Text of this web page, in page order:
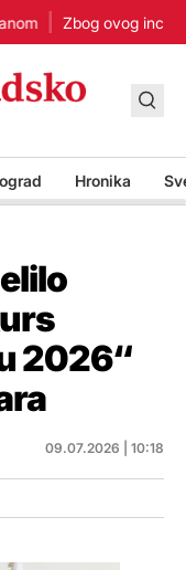
Zbog ovog
Hronika
2026“
09.07.2026 | 10:18